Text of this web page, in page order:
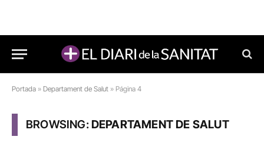
Portada » Departament de Salut » Página 4
BROWSING:DEPARTAMENT DE SALUT